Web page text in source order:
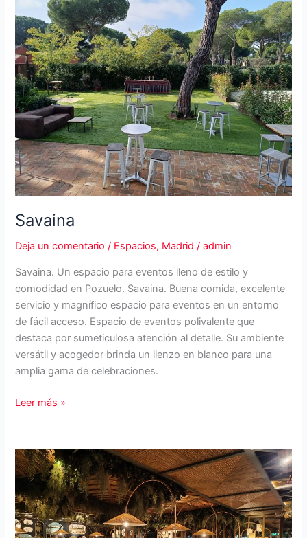
Savaina
Deja un comentario / Espacios, Madrid /admin
Savaina. Un espacio para eventos lleno de estilo y
comodidad en Pozuelo. Savaina. Buena comida, excelente
servicio y magnífico espacio para eventos en un entorno
de fácil acceso. Espacio de eventos polivalente que
destaca por sumeticulosa atención al detalle. Su ambiente
versátil y acogedor brinda un lienzo en blanco para una
amplia gama de celebraciones.
Savaina
Leer más »